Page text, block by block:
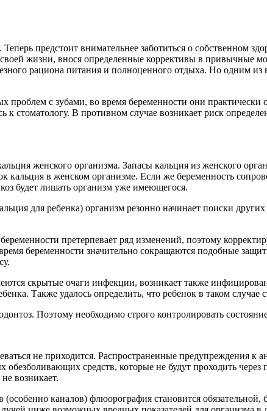
предстоит внимательнее заботиться о собственном
жизни, внося определенные коррективы в привычные
рациона питания и полноценного отдыха. Но одним
с зубами, во время беременности они практически
стоматологу. В противном случае возникает риск
женского организма. Запасы кальция из женского
в женском организме. Если же беременность
будет лишать организм уже имеющегося.
для ребенка) организм резонно начинает поиски
претерпевает ряд изменений, поэтому
беременности значительно сокращаются подобные
скрытые очаги инфекции, возникает также
Также удалось определить, что ребенок в таком случае
Поэтому необходимо строго контролировать
не приходится. Распространенные предупреждения
средств, которые не будут проходить
возникает.
каналов) флюорография становится